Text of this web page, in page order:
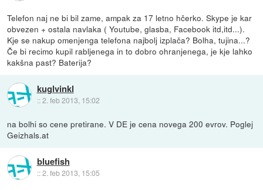
Telefon naj ne bi bil zame, ampak za 17 letno hčerko. Skype je kar
obvezen + ostala navlaka ( Youtube, glasba, Facebook itd,itd...).
Kje se nakup omenjenga telefona najbolj izplača? Bolha, tujina...?
Če bi recimo kupil rabljenega in to dobro ohranjenega, je kje lahko
kakšna past? Baterija?
kuglvinkl
::2. feb 2013, 15:02
na bolhi so cene pretirane. V DE je cena novega 200 evrov. Poglej
Geizhals.at
bluefish
::2. feb 2013, 15:05